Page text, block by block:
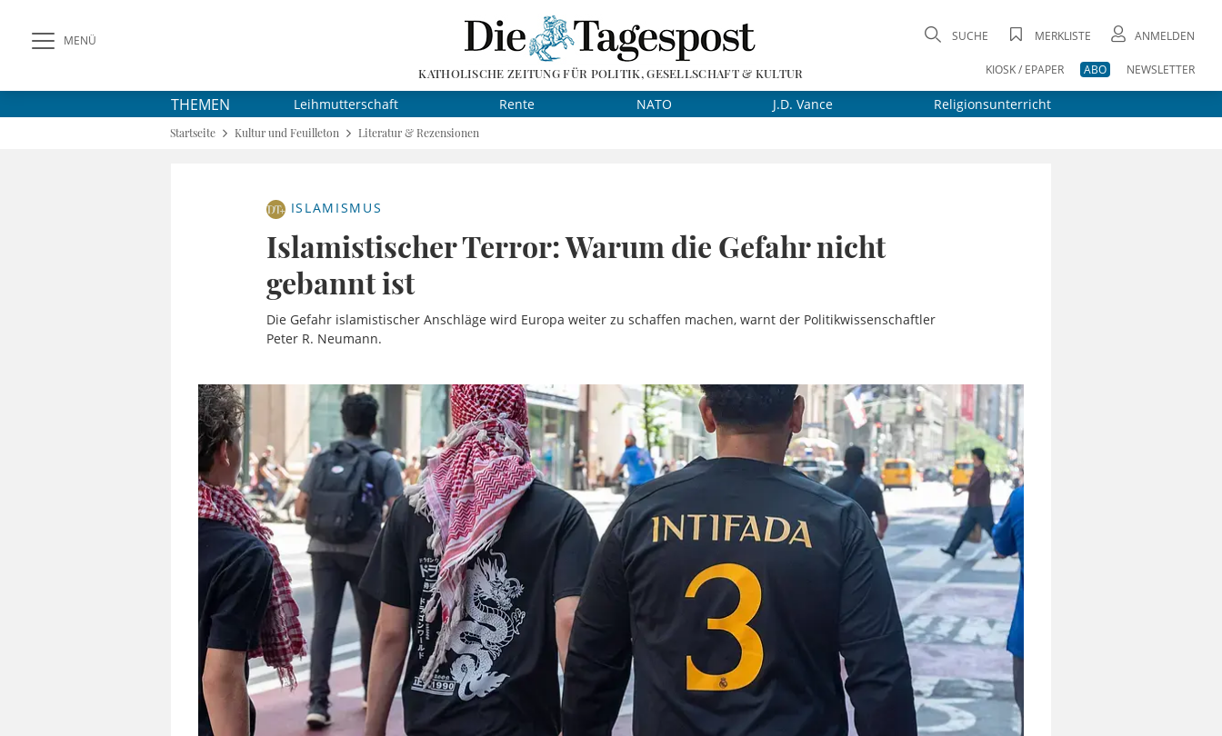
MENÜ
KATHOLISCHE ZEITUNG FÜR POLITIK, GESELLSCHAFT & KULTUR
SUCHE MERKLISTE ANMELDEN
KIOSK / EPAPER ABO NEWSLETTER
THEMEN Leihmutterschaft Rente NATO J.D. Vance Religionsunterricht
Startseite Kultur und Feuilleton Literatur & Rezensionen
ISLAMISMUS
Islamistischer Terror: Warum die Gefahr nicht
gebannt ist
Die Gefahr islamistischer Anschläge wird Europa weiter zu schaffen machen, warnt der Politikwissenschaftler
Peter R. Neumann.